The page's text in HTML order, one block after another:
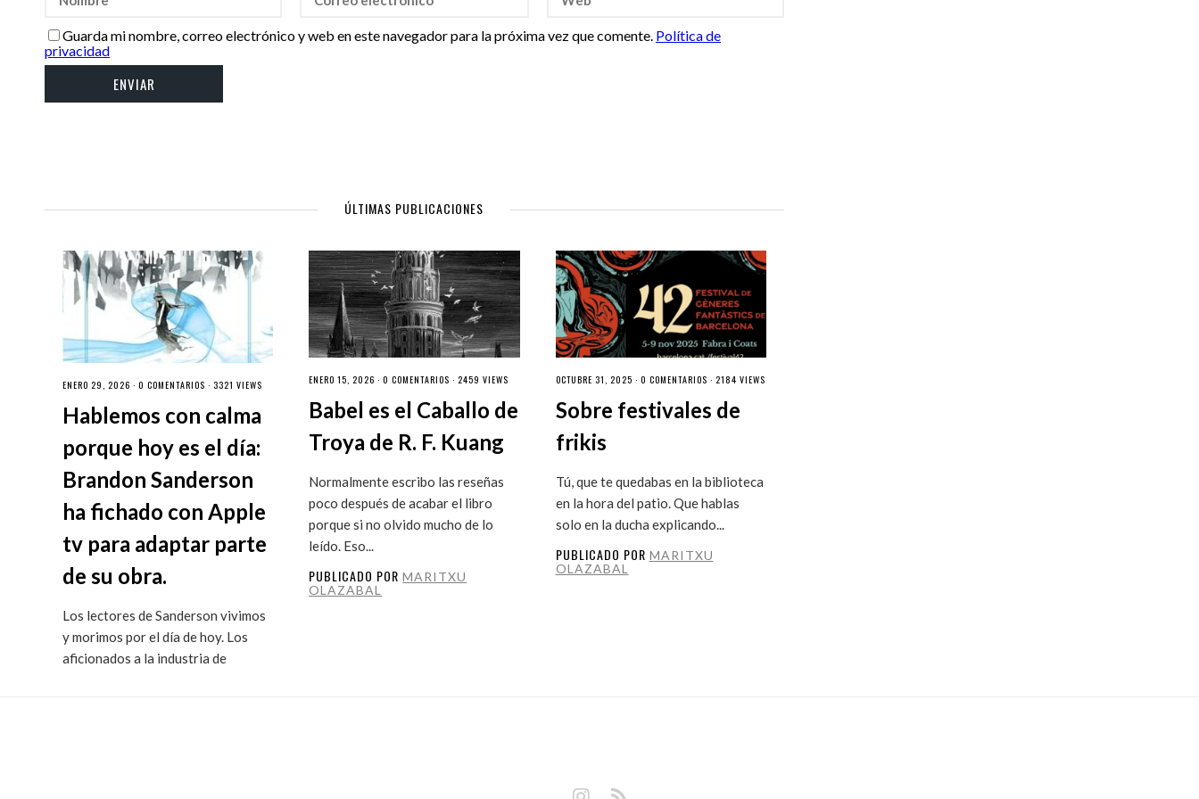
Guarda mi nombre, correo electrónico y web en este navegador para la próxima vez que comente. Política de
privacidad
ÚLTIMAS PUBLICACIONES
ENERO 29, 2026 · 0 COMENTARIOS · 3321 VIEWS
Hablemos con calma
porque hoy es el día:
Brandon Sanderson
ha fichado con Apple
tv para adaptar parte
de su obra.
Los lectores de Sanderson vivimos
y morimos por el día de hoy. Los
aficionados a la industria de
ENERO 15, 2026 ·0 COMENTARIOS · 2459 VIEWS
Babel es el Caballo de
Troya de R. F. Kuang
Normalmente escribo las reseñas
poco después de acabar el libro
porque si no olvido mucho de lo
leído. Eso...
PUBLICADO PORMARITXU
OLAZABAL
OCTUBRE 31, 2025 · 0 COMENTARIOS · 2184 VIEWS
Sobre festivales de
frikis
Tú, que te quedabas en la biblioteca
en la hora del patio. Que hablas
solo en la ducha explicando...
PUBLICADO POR MARITXU
OLAZABAL